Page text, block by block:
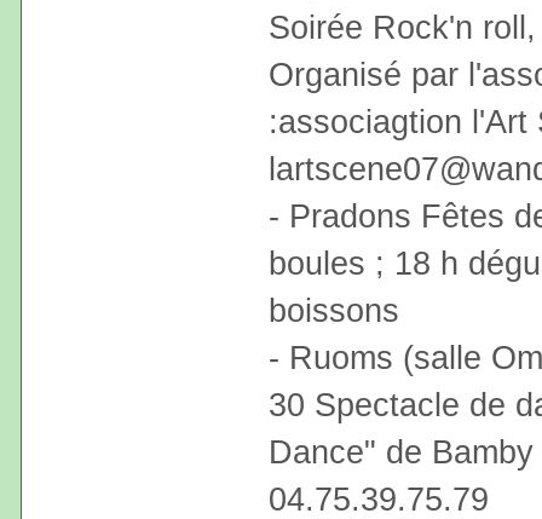
Soirée Rock'n
Organisé par
:associagtion l'Art
- Pradons Fêtes
boules ; 18 h
boissons
- Ruoms (salle
30 Spectacle de
Dance" de
04.75.39.75.79